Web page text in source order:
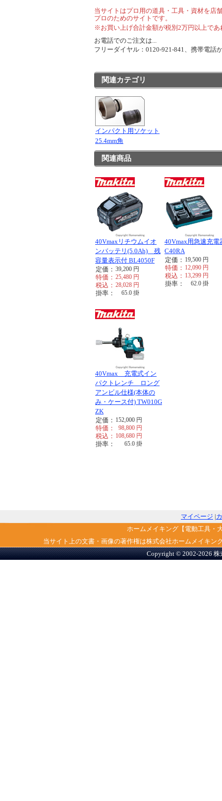
当サイトはプロ用の道具・工具・資材を店
プロのためのサイトです。
※お買い上げ合計金額が税別2万円以上で
お電話でのご注文は...
フリーダイヤル：0120-921-841、携帯電
関連カテゴリ
インパクト用ソケット
25.4mm角
関連商品
40Vmaxリチウムイオ
ンバッテリ(5.0Ah) 残
容量表示付 BL4050F
定価： 39,200 円
特価： 25,480 円
税込： 28,028 円
掛率： 65.0 掛
40Vmax用急速充電
C40RA
定価： 19,500 円
特価： 12,090 円
税込： 13,299 円
掛率： 62.0 掛
40Vmax 充電式イン
パクトレンチ ロング
アンビル仕様(本体の
み・ケース付) TW010G
ZK
定価： 152,000 円
特価： 98,800 円
税込： 108,680 円
掛率： 65.0 掛
マイページ |
ホームメイキング【電動工具・
当サイト上の文書・画像の著作権は株式会社ホームメイキ
Copyright © 2002-2026